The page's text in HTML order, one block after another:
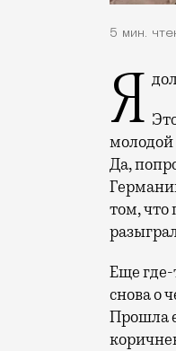
5 мин.
Я
молодой
Да,
том, что
Еще где-
снова о
Прошла